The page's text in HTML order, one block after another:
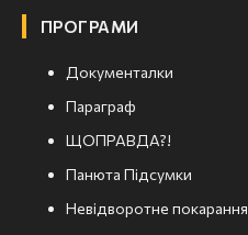
ПРОГРАМИ
Документалки
Параграф
ЩОПРАВДА?!
Панюта Підсумки
Невідворотне покарання